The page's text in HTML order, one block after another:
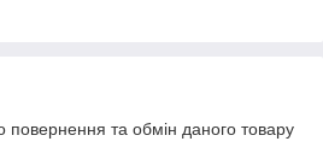
та обмін даного товару